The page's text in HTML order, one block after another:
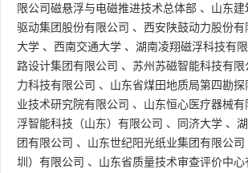
限公司磁悬浮与电磁推进技术总体部 、 山东建
驱动集团股份有限公司 、 西安陕鼓动力股份有
大学 、 西南交通大学 、 湖南凌翔磁浮科技有
路设计集团有限公司 、 苏州苏磁智能科技有限
力科技有限公司 、 山东省煤田地质局第四勘探
业技术研究院有限公司 、 山东恒心医疗器械有
浮智能科技（山东）有限公司 、 同济大学 、
团有限公司 、 山东世纪阳光纸业集团有限公司
圳）有限公司 、 山东省质量技术审查评价中心